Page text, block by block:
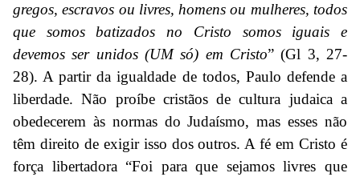
gregos, escravos ou livres, homens ou mulheres, todos
que somos batizados no Cristo somos iguais e
devemos ser unidos (UM só) em Cristo” (Gl 3, 27-
28). A partir da igualdade de todos, Paulo defende a
liberdade. Não proíbe cristãos de cultura judaica a
obedecerem às normas do Judaísmo, mas esses não
têm direito de exigir isso dos outros. A fé em Cristo é
força libertadora “Foi para que sejamos livres que